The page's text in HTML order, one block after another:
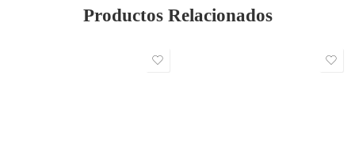
Productos Relacionados